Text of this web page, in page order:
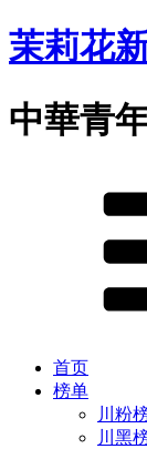
茉莉花
中華青
首页
榜单
川粉
川黑